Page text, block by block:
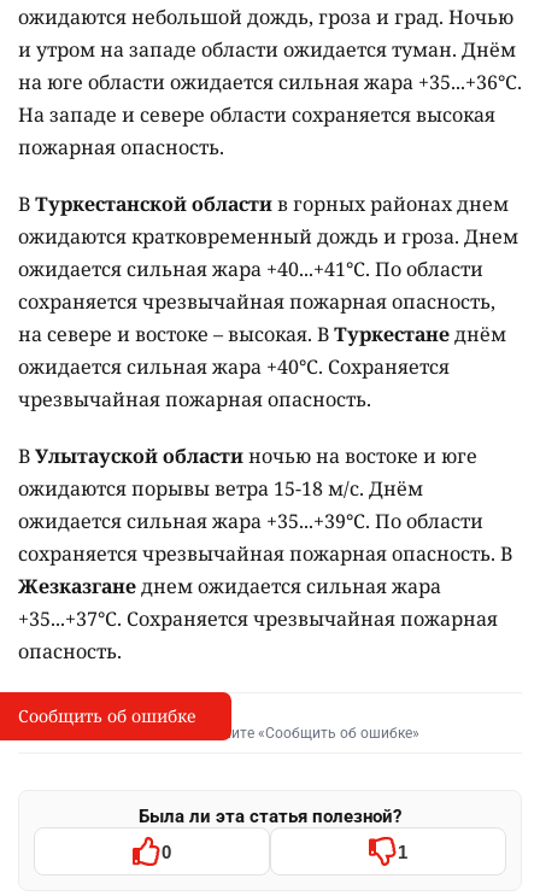
ожидаются небольшой дождь, гроза и град. Ночью
и утром на западе области ожидается туман. Днём
на юге области ожидается сильная жара +35...+36°C.
На западе и севере области сохраняется высокая
пожарная опасность.
ВТуркестанской областив горных районах днем
ожидаются кратковременный дождь и гроза. Днем
ожидается сильная жара +40...+41°C. По области
сохраняется чрезвычайная пожарная опасность,
на севере и востоке – высокая. ВТуркестанеднём
ожидается сильная жара +40°C. Сохраняется
чрезвычайная пожарная опасность.
ВУлытауской областиночью на востоке и юге
ожидаются порывы ветра 15-18 м/с. Днём
ожидается сильная жара +35...+39°C. По области
сохраняется чрезвычайная пожарная опасность. В
Жезказганеднем ожидается сильная жара
+35...+37°C. Сохраняется чрезвычайная пожарная
опасность.
I
Сообщить об опечатке
Выделите фрагмент и нажмите «Сообщить об ошибке»
Была ли эта статья полезной?
0 1
Сообщить об ошибке